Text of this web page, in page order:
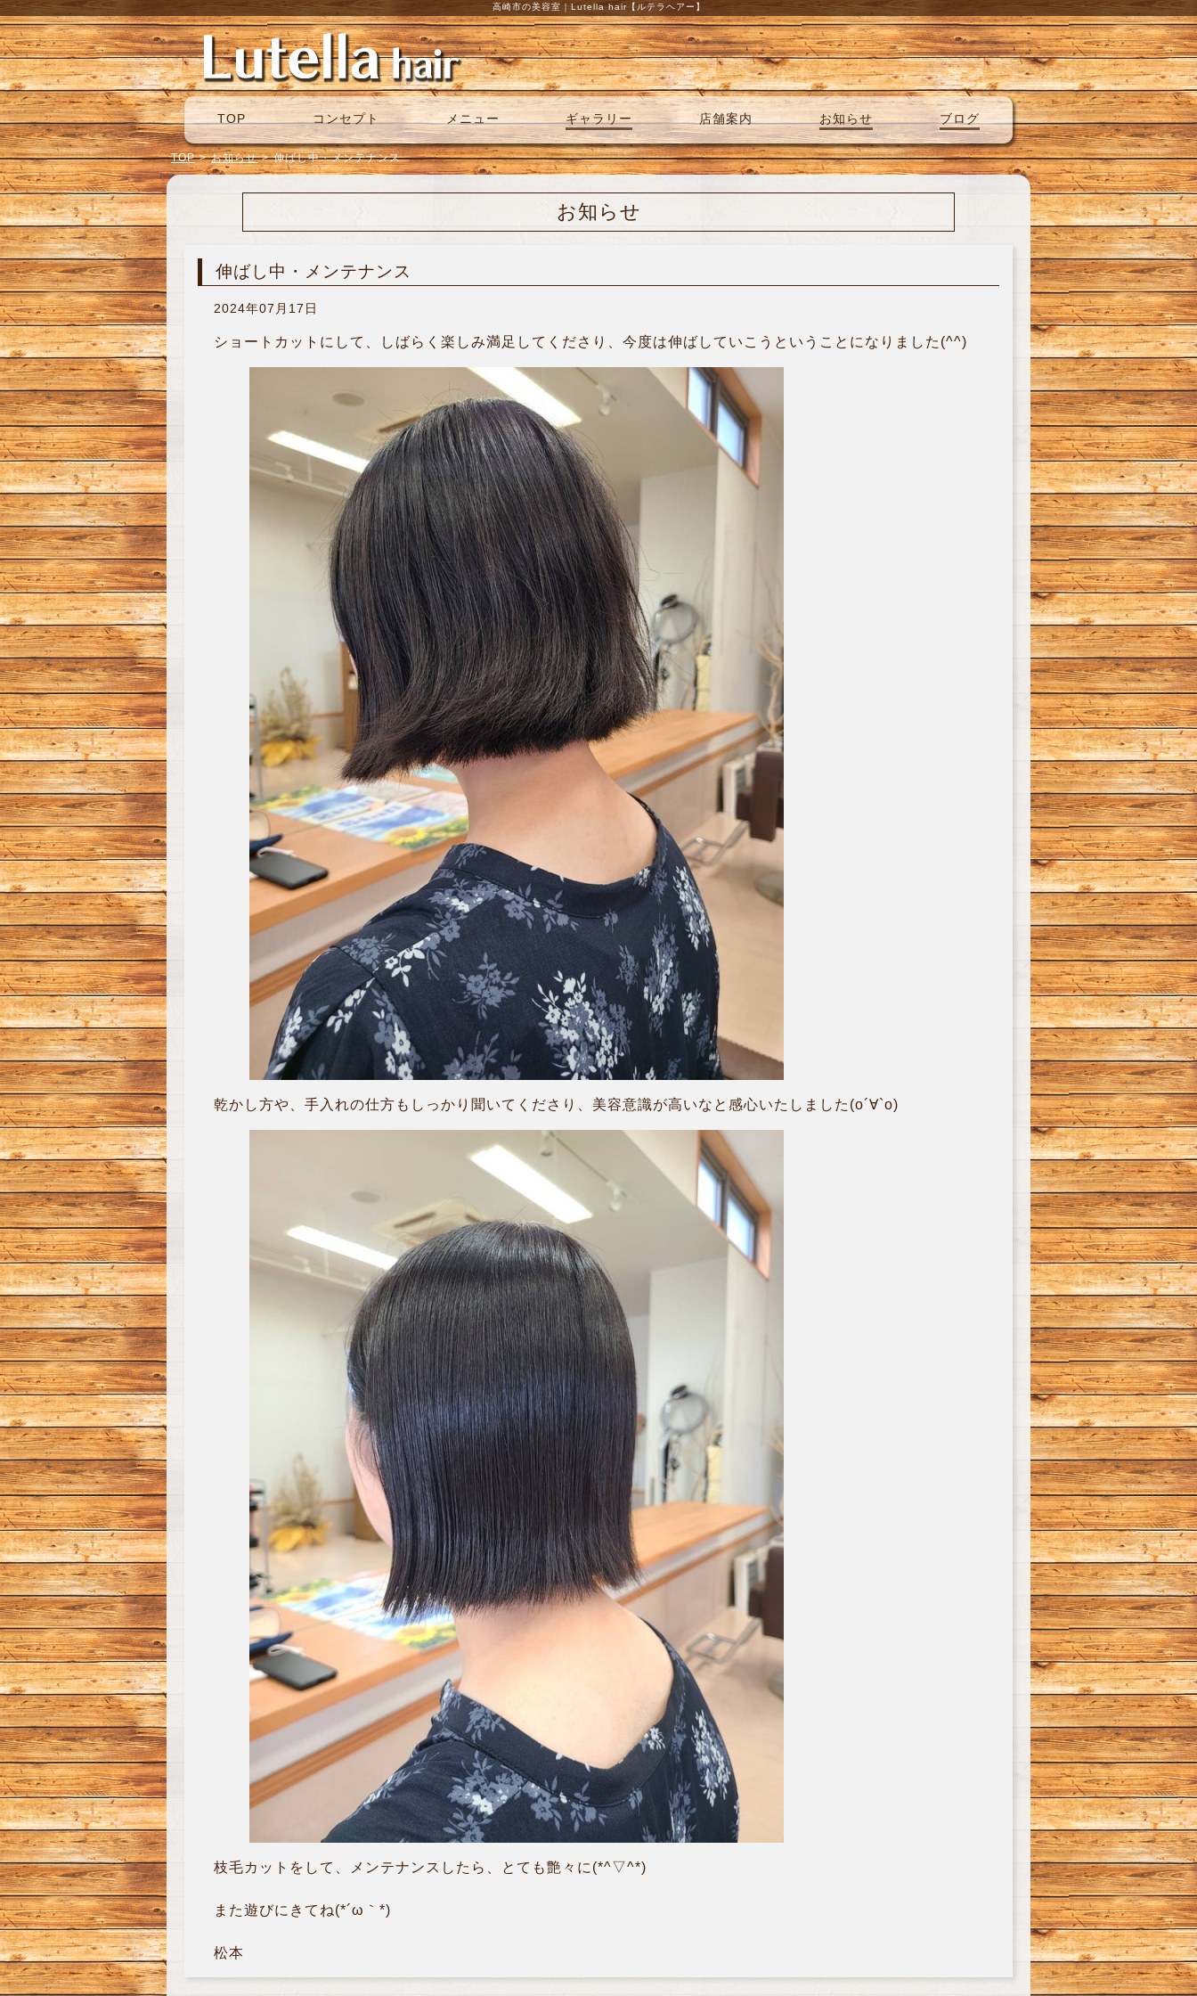
高崎市の美容室｜Lutella hair【ルテラヘアー】
TOP コンセプト メニュー ギャラリー 店舗案内 お知らせ ブログ
TOP > お知らせ > 伸ばし中・メンテナンス
お知らせ
伸ばし中・メンテナンス
2024年07月17日
ショートカットにして、しばらく楽しみ満足してくださり、今度は伸ばしていこうということになりました(^^)
乾かし方や、手入れの仕方もしっかり聞いてくださり、美容意識が高いなと感心いたしました(о´∀`о)
枝毛カットをして、メンテナンスしたら、とても艶々に(*^▽^*)
また遊びにきてね(*´ω｀*)
松本